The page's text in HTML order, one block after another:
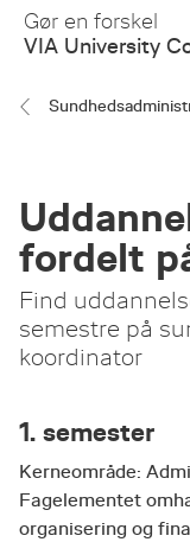
Skip
Main
Gør en forskel
VIA University
fordelt
Find
semestre på
koordinator
1. semester
Kerneområde:
Fagelementet
organisering og